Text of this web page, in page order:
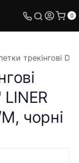
0
трекінгові
чорні